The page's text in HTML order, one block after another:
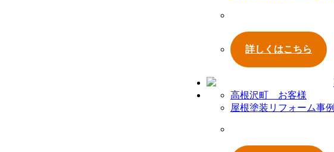
詳しくはこちら
高根沢町 お客様
屋根塗装リフォーム事例